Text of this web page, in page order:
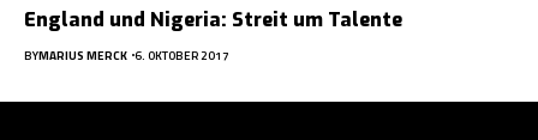
England und Nigeria: Streit um Talente
BYMARIUS MERCK 6. OKTOBER 2017